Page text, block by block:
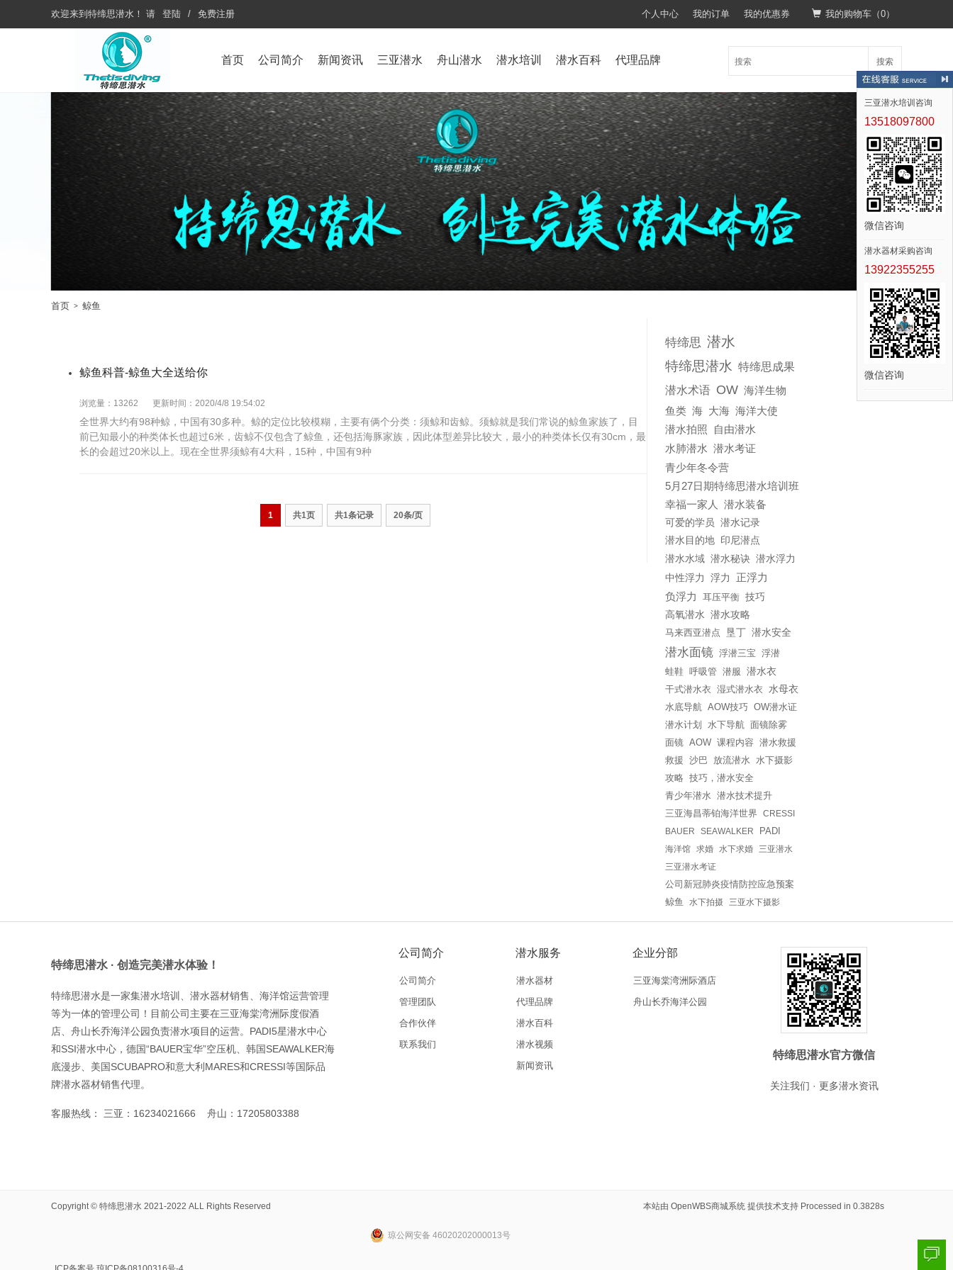
个人中心 我的订单 我的优惠券
欢迎来到 特缔思潜水 ！ 请 登陆 / 免费注册 我的购物车（0）
首页 公司简介 新闻资讯 三亚潜水 舟山潜水 潜水培训 潜水百科 代理品牌 搜索
首页 > 鲸鱼
鲸鱼科普-鲸鱼大全送给你
浏览量：13262 更新时间：2020/4/8 19:54:02
全世界大约有98种鲸，中国有30多种。鲸的定位比较模糊，主要有俩个分类：须鲸和齿鲸。须鲸就是我们常说的鲸鱼家族了，目
前已知最小的种类体长也超过6米，齿鲸不仅包含了鲸鱼，还包括海豚家族，因此体型差异比较大，最小的种类体长仅有30cm，最
长的会超过20米以上。现在全世界须鲸有4大科，15种，中国有9种
1 共1页 共1条记录 20条/页
特缔思 潜水
特缔思潜水 特缔思成果
潜水术语 OW 海洋生物
鱼类 海 大海 海洋大使
潜水拍照
自由潜水
水肺潜水 潜水考证
青少年冬令营
5月27日期特缔思潜水培训班
幸福一家人
潜水装备
可爱的学员 潜水记录
潜水目的地 印尼潜点
潜水水域 潜水秘诀 潜水浮力
中性浮力 浮力
正浮力
负浮力
耳压平衡 技巧
高氧潜水 潜水攻略
马来西亚潜点 垦丁 潜水安全
潜水面镜 浮潜三宝 浮潜
蛙鞋 呼吸管 潜服 潜水衣
干式潜水衣 湿式潜水衣 水母衣
水底导航 AOW技巧 OW潜水证
潜水计划
水下导航 面镜除雾
面镜 AOW 课程内容 潜水救援
救援 沙巴 放流潜水 水下摄影
攻略 技巧，潜水安全
青少年潜水 潜水技术提升
三亚海昌蒂铂海洋世界
CRESSI
BAUER
SEAWALKER
PADI
海洋馆 求婚 水下求婚 三亚潜水
三亚潜水考证
公司新冠肺炎疫情防控应急预案
鲸鱼 水下拍摄 三亚水下摄影
特缔思潜水 · 创造完美潜水体验！
特缔思潜水是一家集潜水培训、潜水器材销售、海洋馆运营管理
等为一体的管理公司！目前公司主要在三亚海棠湾洲际度假酒
店、舟山长乔海洋公园负责潜水项目的运营。PADI5星潜水中心
和SSI潜水中心，德国“BAUER宝华”空压机、韩国SEAWALKER海
底漫步、美国SCUBAPRO和意大利MARES和CRESSI等国际品
牌潜水器材销售代理。
客服热线： 三亚：16234021666 舟山：17205803388
公司简介
公司简介
管理团队
合作伙伴
联系我们
潜水服务
潜水器材
代理品牌
潜水百科
潜水视频
新闻资讯
企业分部
三亚海棠湾洲际酒店
舟山长乔海洋公园
特缔思潜水官方微信
关注我们 · 更多潜水资讯
本站由 OpenWBS商城系统 提供技术支持 Processed in 0.3828s
Copyright © 特缔思潜水 2021-2022 ALL Rights Reserved
琼公网安备 46020202000013号
三亚潜水培训咨询
13518097800
微信咨询
潜水器材采购咨询
13922355255
微信咨询